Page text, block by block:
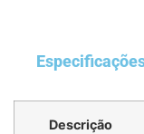
Descrição